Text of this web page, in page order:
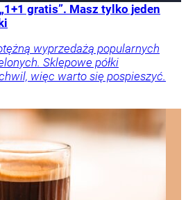
gratis”. Masz tylko jeden
wyprzedażą popularnych
Sklepowe półki
więc warto się pospieszyć.